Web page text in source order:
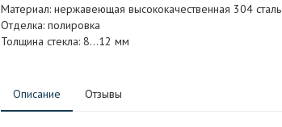
Материал: нержавеющая высококачественная 304 сталь
Отделка: полировка
Толщина стекла: 8…12 мм
Описание Отзывы